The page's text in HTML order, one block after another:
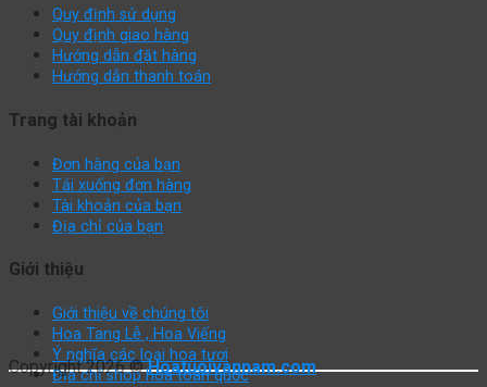
Quy định sử dụng
Quy định giao hàng
Hướng dẫn đặt hàng
Hướng dẫn thanh toán
Trang tài khoản
Đơn hàng của bạn
Tải xuống đơn hàng
Tài khoản của bạn
Địa chỉ của bạn
Giới thiệu
Giới thiệu về chúng tôi
Hoa Tang Lễ , Hoa Viếng
Ý nghĩa các loại hoa tươi
Địa chỉ shop hoa toàn quốc
Copyright 2026 ©Hoatuoivannam.com